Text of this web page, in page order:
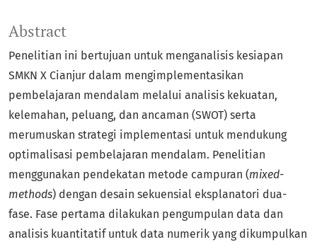
Abstract
Penelitian ini bertujuan untuk menganalisis kesiapan
SMKN X Cianjur dalam mengimplementasikan
pembelajaran mendalam melalui analisis kekuatan,
kelemahan, peluang, dan ancaman (SWOT) serta
merumuskan strategi implementasi untuk mendukung
optimalisasi pembelajaran mendalam. Penelitian
menggunakan pendekatan metode campuran (mixed-
methods) dengan desain sekuensial eksplanatori dua-
fase. Fase pertama dilakukan pengumpulan data dan
analisis kuantitatif untuk data numerik yang dikumpulkan